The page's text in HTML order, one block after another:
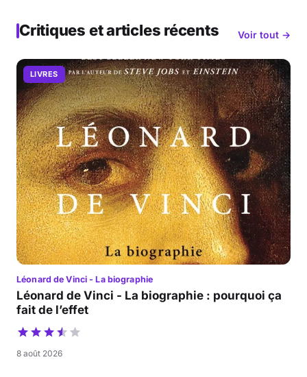
Critiques et articles récents Voir tout →
LIVRES
Léonard de Vinci - La biographie
Léonard de Vinci - La biographie : pourquoi ça
fait de l’effet
8 août 2026